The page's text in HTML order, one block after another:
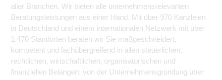
aller Branchen. Wir bieten alle unternehmensrelevanten
Beratungsleistungen aus einer Hand. Mit über 970 Kanzleien
in Deutschland und einem internationalen Netzwerk mit über
1.470 Standorten beraten wir Sie maßgeschneidert,
kompetent und fachübergreifend in allen steuerlichen,
rechtlichen, wirtschaftlichen, organisatorischen und
finanziellen Belangen: von der Unternehmensgründung über